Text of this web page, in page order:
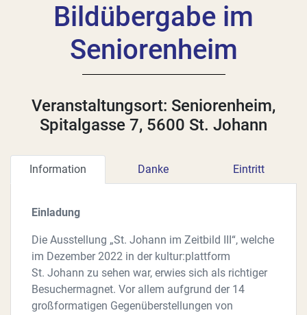
Bildübergabe im
Seniorenheim
Veranstaltungsort: Seniorenheim,
Spitalgasse 7, 5600 St. Johann
Information Danke Eintritt
Einladung
Die Ausstellung „St. Johann im Zeitbild III“, welche
im Dezember 2022 in der kultur:plattform
St. Johann zu sehen war, erwies sich als richtiger
Besuchermagnet. Vor allem aufgrund der 14
großformatigen Gegenüberstellungen von